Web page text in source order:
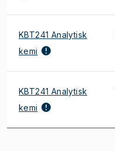
KBT241 Analytisk
kemi
KBT241 Analytisk
kemi